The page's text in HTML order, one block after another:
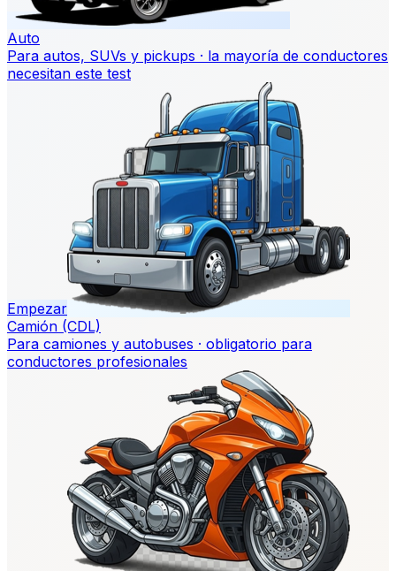
Auto
Para autos, SUVs y pickups · la mayoría de conductores
necesitan este test
Empezar
Camión (CDL)
Para camiones y autobuses · obligatorio para
conductores profesionales